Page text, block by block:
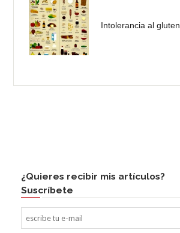
Intolerancia al gluten
¿Quieres recibir mis artículos?
Suscríbete